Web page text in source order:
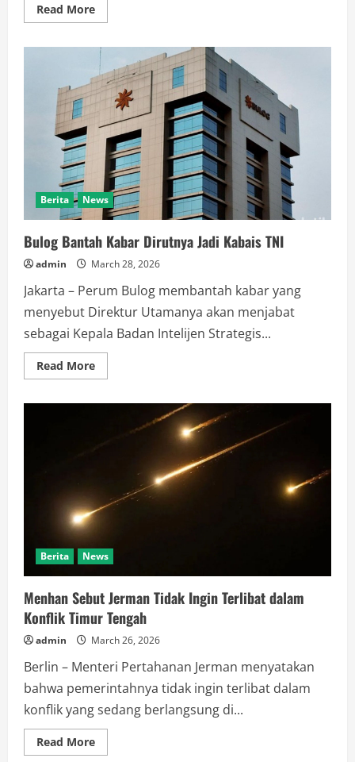
Read MoreRead
more
Cipulir
05
Pagi
Jaksel
Terima
MBG
Pascamlibur
Lebaran
Berita News
Bulog Bantah Kabar Dirutnya Jadi Kabais TNI
admin March 28, 2026
Jakarta – Perum Bulog membantah kabar yang
menyebut Direktur Utamanya akan menjabat
sebagai Kepala Badan Intelijen Strategis...
Read MoreRead
more
Dirutnya
Berita News
Menhan Sebut Jerman Tidak Ingin Terlibat dalam
Konflik Timur Tengah
admin March 26, 2026
Berlin – Menteri Pertahanan Jerman menyatakan
bahwa pemerintahnya tidak ingin terlibat dalam
konflik yang sedang berlangsung di...
Read MoreRead
more